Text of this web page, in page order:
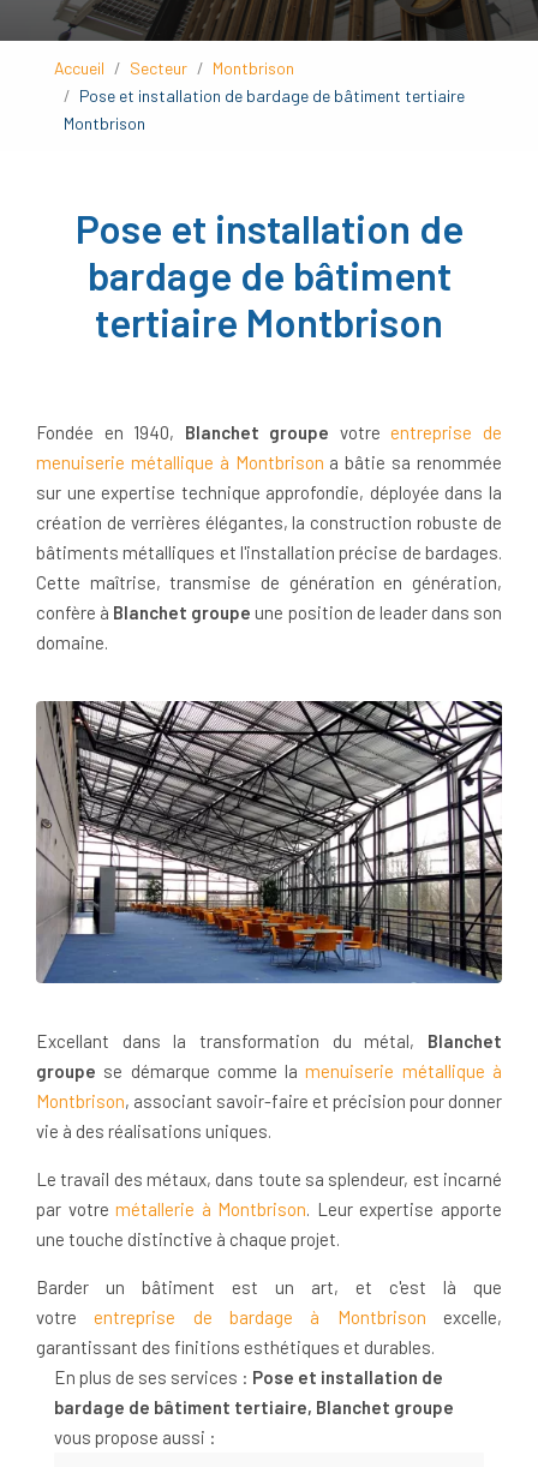
Accueil Secteur
Montbrison
Pose et installation de bardage de bâtiment tertiaire
Montbrison
Pose et installation de
bardage de bâtiment
tertiaire Montbrison
Fondée en 1940, Blanchet groupe votre entreprise de
menuiserie métallique à Montbrison a bâtie sa renommée
sur une expertise technique approfondie, déployée dans la
création de verrières élégantes, la construction robuste de
bâtiments métalliques et l'installation précise de bardages.
Cette maîtrise, transmise de génération en génération,
confère à Blanchet groupe une position de leader dans son
domaine.
Excellant dans la transformation du métal, Blanchet
groupe se démarque comme lamenuiserie métallique à
Montbrison, associant savoir-faire et précision pour donner
vie à des réalisations uniques.
Le travail des métaux, dans toute sa splendeur, est incarné
par votremétallerie à Montbrison. Leur expertise apporte
une touche distinctive à chaque projet.
Barder un bâtiment est un art, et c'est là que
votreentreprise de bardage à Montbrison excelle,
garantissant des finitions esthétiques et durables.
En plus de ses services : Pose et installation de
bardage de bâtiment tertiaire, Blanchet groupe
vous propose aussi :